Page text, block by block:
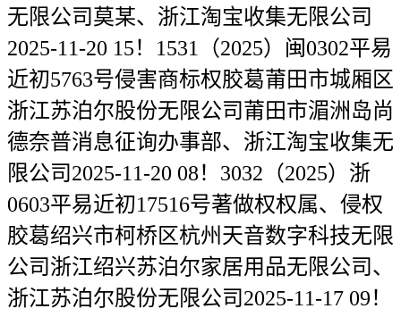
无限公司莫某、浙江淘宝收集无限公司
2025-11-20 15！1531（2025）闽0302平易
近初5763号侵害商标权胶葛莆田市城厢区
浙江苏泊尔股份无限公司莆田市湄洲岛尚
德奈普消息征询办事部、浙江淘宝收集无
限公司2025-11-20 08！3032（2025）浙
0603平易近初17516号著做权权属、侵权
胶葛绍兴市柯桥区杭州天音数字科技无限
公司浙江绍兴苏泊尔家居用品无限公司、
浙江苏泊尔股份无限公司2025-11-17 09！